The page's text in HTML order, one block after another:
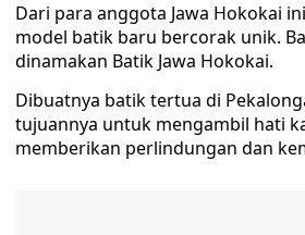
Dari para anggota Jawa Hokokai
model batik baru bercorak unik.
dinamakan Batik Jawa Hokokai.
Dibuatnya batik tertua di
tujuannya untuk mengambil hati
memberikan perlindungan dan